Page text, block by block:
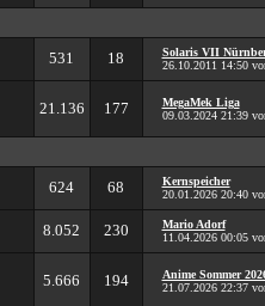
531 18
Solaris VII
26.10.2011 14:50
21.136 177
MegaMek Liga
09.03.2024 21:39
624 68
Kernspeicher
20.01.2026 20:40
8.052 230
Mario Adorf
11.04.2026 00:05
5.666 194
Anime Sommer
21.07.2026 22:37